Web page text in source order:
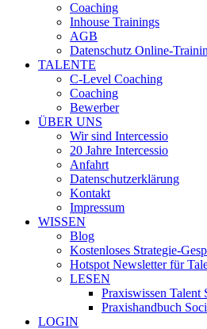
Coaching
Inhouse Trainings
AGB
Datenschutz Online-
TALENTE
C-Level Coaching
Coaching
Bewerber
ÜBER UNS
Wir sind Intercessio
20 Jahre Intercessio
Anfahrt
Datenschutzerklärung
Kontakt
Impressum
WISSEN
Blog
Kostenloses Strategie-
Hotspot Newsletter für
LESEN
Praxiswissen Talent
Praxishandbuch
LOGIN